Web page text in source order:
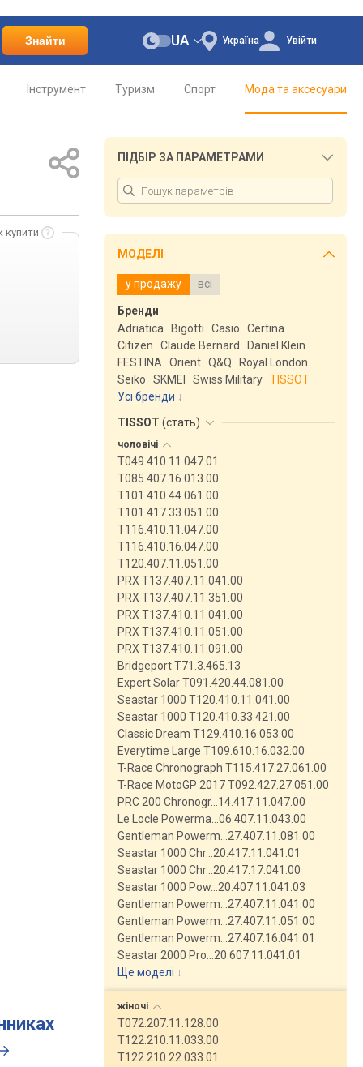
Знайти Україна
UA Увійти
Інструмент Туризм Спорт Мода та аксесуари
купити
ПІДБІР ЗА ПАРАМЕТРАМИ
МОДЕЛІ
у продажу всі
Бренди
Adriatica
Bigotti Casio
Certina
Citizen
Claude Bernard
Daniel Klein
FESTINA
Orient Q&Q
Royal London
Seiko
SKMEI Swiss Military TISSOT
Усі бренди
TISSOT (стать)
чоловічі
T049.410.11.047.01
T085.407.16.013.00
T101.410.44.061.00
T101.417.33.051.00
T116.410.11.047.00
T116.410.16.047.00
T120.407.11.051.00
PRX T137.407.11.041.00
PRX T137.407.11.351.00
PRX T137.410.11.041.00
PRX T137.410.11.051.00
PRX T137.410.11.091.00
Bridgeport T71.3.465.13
Expert Solar T091.420.44.081.00
Seastar 1000 T120.410.11.041.00
Seastar 1000 T120.410.33.421.00
Classic Dream T129.410.16.053.00
Everytime Large T109.610.16.032.00
T-Race Chronograph T115.417.27.061.00
T-Race MotoGP 2017 T092.427.27.051.00
PRC 200 Chronogr…14.417.11.047.00
Le Locle Powerma…06.407.11.043.00
Gentleman Powerm…27.407.11.081.00
Seastar 1000 Chr…20.417.11.041.01
Seastar 1000 Chr…20.417.17.041.00
Seastar 1000 Pow…20.407.11.041.03
Gentleman Powerm…27.407.11.041.00
Gentleman Powerm…27.407.11.051.00
Gentleman Powerm…27.407.16.041.01
Seastar 2000 Pro…20.607.11.041.01
Ще моделі ↓
жіночі
T072.207.11.128.00
T122.210.11.033.00
T122.210.22.033.01